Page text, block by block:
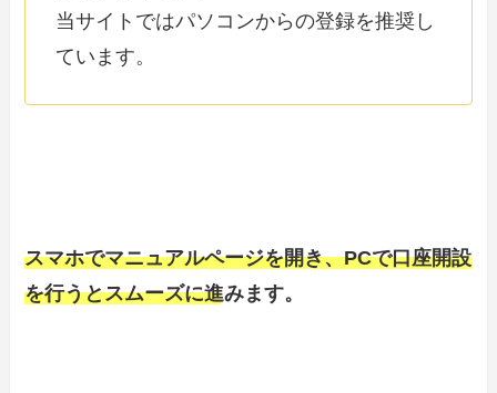
当サイトではパソコンからの登録を推奨し
ています。
スマホでマニュアルページを開き、PCで口座開設
を行うとスムーズに進みます。